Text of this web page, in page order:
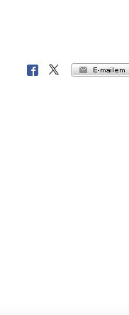
e-
X
Facebook